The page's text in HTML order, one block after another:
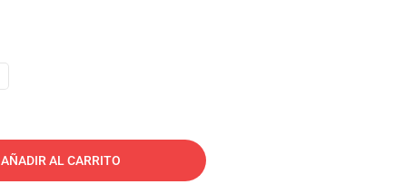
AÑADIR AL CARRITO